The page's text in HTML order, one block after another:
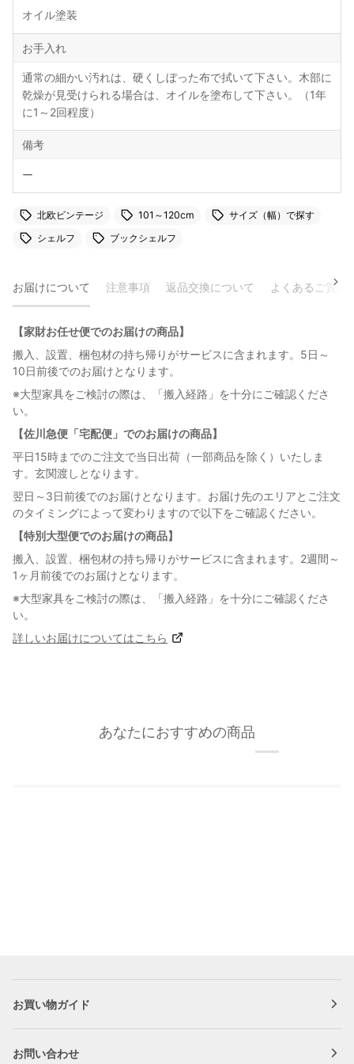
オイル塗装
お手入れ
通常の細かい汚れは、硬くしぼった布で拭いて下さい。木部に
乾燥が見受けられる場合は、オイルを塗布して下さい。（1年
に1～2回程度）
備考
ー
北欧ビンテージ 101～120cm
サイズ（幅）で探す
シェルフ
ブックシェルフ
お届けについて 注意事項 返品交換について よくあるご質問
【家財お任せ便でのお届けの商品】
搬入、設置、梱包材の持ち帰りがサービスに含まれます。5日～
10日前後でのお届けとなります。
※大型家具をご検討の際は、「搬入経路」を十分にご確認くださ
い。
【佐川急便「宅配便」でのお届けの商品】
平日15時までのご注文で当日出荷（一部商品を除く）いたしま
す。玄関渡しとなります。
翌日～3日前後でのお届けとなります。お届け先のエリアとご注文
のタイミングによって変わりますので以下をご確認ください。
【特別大型便でのお届けの商品】
搬入、設置、梱包材の持ち帰りがサービスに含まれます。2週間～
1ヶ月前後でのお届けとなります。
※大型家具をご検討の際は、「搬入経路」を十分にご確認くださ
い。
詳しいお届けについてはこちら
あなたにおすすめの商品
お買い物ガイド
お問い合わせ